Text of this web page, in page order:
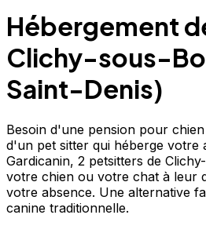
Hébergement
Clichy-sous-
Saint-Denis)
Besoin d'une pension pour
d'un pet sitter qui héberge votre
Gardicanin, 2 petsitters de
votre chien ou votre chat à leur
votre absence. Une alternative
canine traditionnelle.